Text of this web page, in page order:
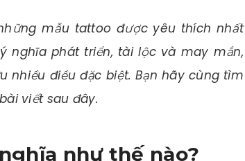
mẫu tattoo được yêu thích nhất
nghĩa phát triển, tài lộc và may mắn,
điều đặc biệt. Bạn hãy cùng tìm
viết sau đây.
như thế nào?